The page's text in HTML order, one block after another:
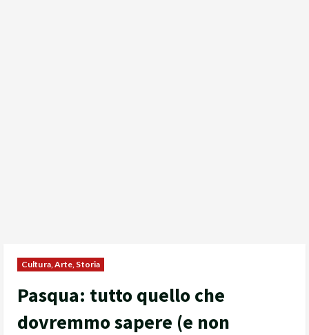
Cultura, Arte, Storia
Pasqua: tutto quello che
dovremmo sapere (e non